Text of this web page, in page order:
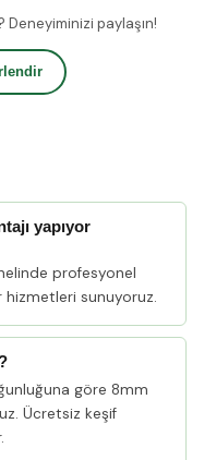
Deneyiminizi paylaşın!
yapıyor
profesyonel
sunuyoruz.
göre 8mm
Ücretsiz keşif